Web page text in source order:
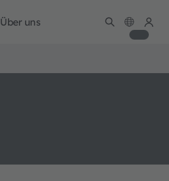
Über uns